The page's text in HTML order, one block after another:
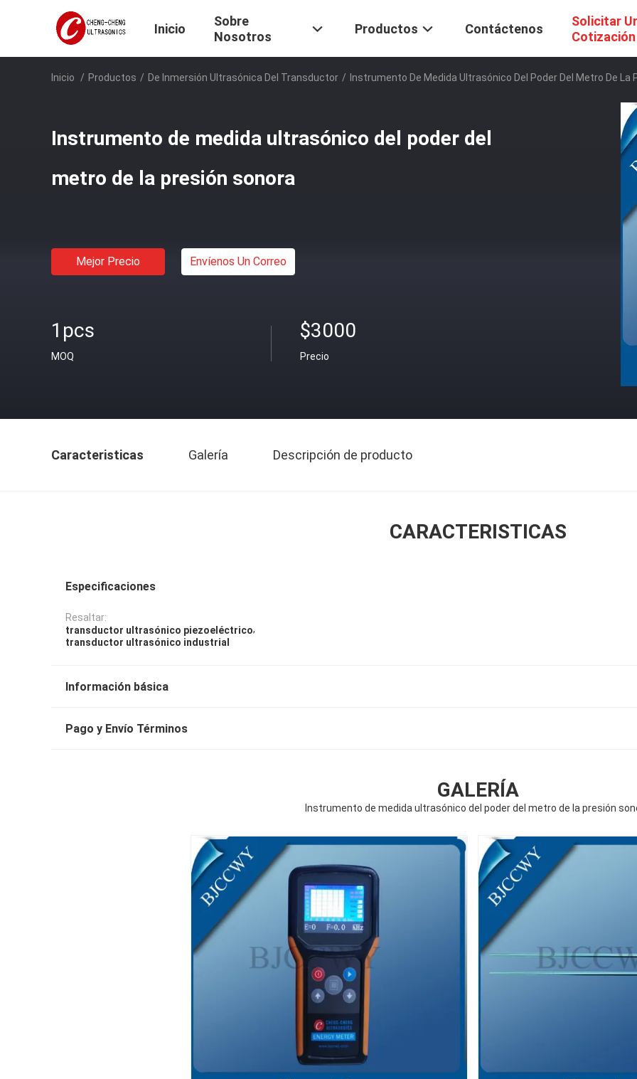
Inicio
Sobre
Nosotros
Productos Contáctenos
Solicitar
Cotización
Inicio / Productos / De Inmersión Ultrasónica Del Transductor / Instrumento De Medida Ultrasónico Del Poder Del Metro De La
Instrumento de medida ultrasónico del poder del
metro de la presión sonora
Mejor Precio Envíenos Un Correo
1pcs
MOQ
$3000
Precio
Caracteristicas Galería Descripción de producto
CARACTERISTICAS
Especificaciones
Resaltar:
transductor ultrasónico piezoeléctrico,
transductor ultrasónico industrial
Información básica
Pago y Envío Términos
GALERÍA
Instrumento de medida ultrasónico del poder del metro de la presión